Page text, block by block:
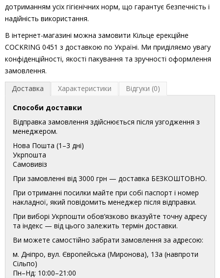
дотриманням усіх гігієнічних норм, що гарантує безпечність і
надійність використання.
В інтернет-магазині можна замовити Кільце ерекційне
COCKRING 0451 з доставкою по Україні. Ми приділяємо увагу
конфіденційності, якості пакування та зручності оформлення
замовлення.
Доставка
Характеристики Відгуки (0)
Способи доставки
Відправка замовлення здійснюється після узгодження з
менеджером.
Нова Пошта (1–3 дні)
Укрпошта
Самовивіз
При замовленні від 3000 грн — доставка БЕЗКОШТОВНО.
При отриманні посилки майте при собі паспорт і номер
накладної, який повідомить менеджер після відправки.
При виборі Укрпошти обов’язково вказуйте точну адресу
та індекс — від цього залежить термін доставки.
Ви можете самостійно забрати замовлення за адресою:
м. Дніпро, вул. Європейська (Миронова), 13а (навпроти
Сільпо)
Пн–Нд: 10:00–21:00